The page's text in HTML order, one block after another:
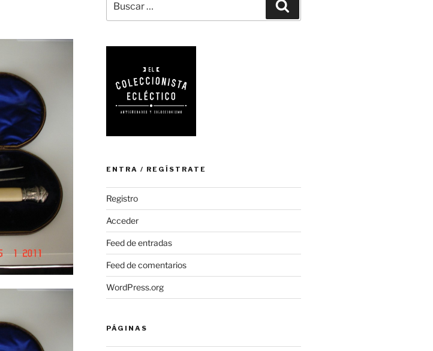
por:
ENTRA / REGÍSTRATE
Registro
Acceder
Feed de entradas
Feed de comentarios
WordPress.org
PÁGINAS